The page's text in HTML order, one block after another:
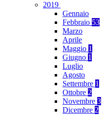
2019
Gennaio
Febbraio 53
Marzo
Aprile
Maggio 1
Giugno 1
Luglio
Agosto
Settembre 1
Ottobre 2
Novembre 3
Dicembre 2